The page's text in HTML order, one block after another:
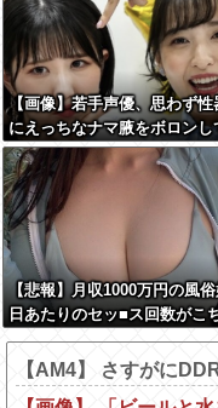
【画像】若手声優、思わず性
にえっちなナマ腋をボロンし
うwwwwww
【悲報】月収1000万円の風
日あたりのセッ■ス回数がこ
【AM4】 さすがに